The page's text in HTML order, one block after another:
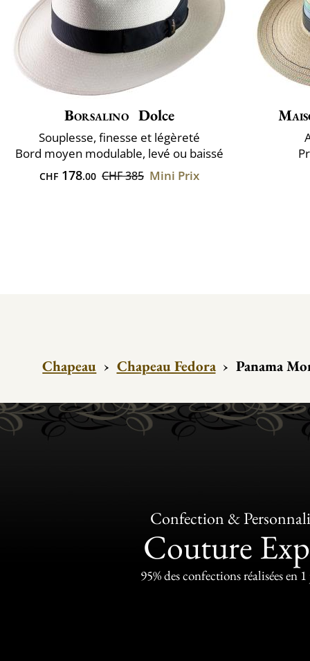
Borsalino Dolce
Souplesse, finesse et légèreté
Bord moyen modulable, levé ou baissé
CHF 178.00 CHF 385 Mini Prix
Chapeau › Chapeau Fedora › Panama
Confection &
Couture
95% des confections réalisées en